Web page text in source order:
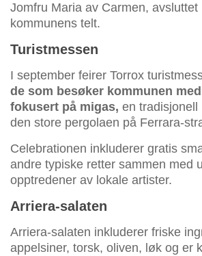
Jomfru Maria av Carmen, avsluttet
kommunens telt.
Turistmessen
I september feirer Torrox
de som besøker kommunen
fokusert på migas, en tradisjonell
den store pergolaen på Ferrara-
Celebrationen inkluderer gratis
andre typiske retter sammen med
opptredener av lokale artister.
Arriera-salaten
Arriera-salaten inkluderer friske
appelsiner, torsk, oliven, løk og er